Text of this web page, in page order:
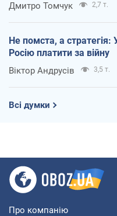
Дмитро Томчук 2,7 т.
Не помста, а стратегія:
Росію платити за війну
Віктор Андрусів 3,5 т.
Всі думки
Про компанію